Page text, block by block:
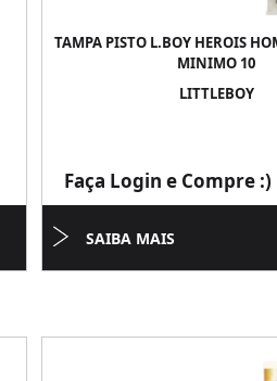
TAMPA PISTO L.BOY HEROIS
MINIMO 10
LITTLEBOY
Faça Login e Compre :)
SAIBA MAIS